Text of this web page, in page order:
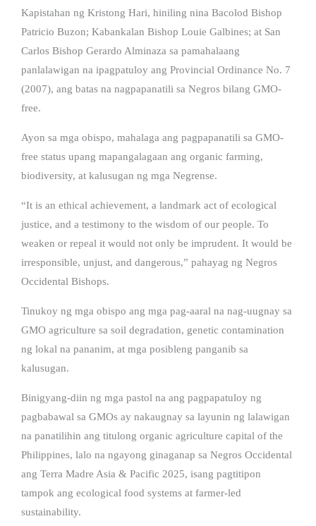
Kapistahan ng Kristong Hari, hiniling nina Bacolod Bishop
Patricio Buzon; Kabankalan Bishop Louie Galbines; at San
Carlos Bishop Gerardo Alminaza sa pamahalaang
panlalawigan na ipagpatuloy ang Provincial Ordinance No. 7
(2007), ang batas na nagpapanatili sa Negros bilang GMO-
free.
Ayon sa mga obispo, mahalaga ang pagpapanatili sa GMO-
free status upang mapangalagaan ang organic farming,
biodiversity, at kalusugan ng mga Negrense.
“It is an ethical achievement, a landmark act of ecological
justice, and a testimony to the wisdom of our people. To
weaken or repeal it would not only be imprudent. It would be
irresponsible, unjust, and dangerous,” pahayag ng Negros
Occidental Bishops.
Tinukoy ng mga obispo ang mga pag-aaral na nag-uugnay sa
GMO agriculture sa soil degradation, genetic contamination
ng lokal na pananim, at mga posibleng panganib sa
kalusugan.
Binigyang-diin ng mga pastol na ang pagpapatuloy ng
pagbabawal sa GMOs ay nakaugnay sa layunin ng lalawigan
na panatilihin ang titulong organic agriculture capital of the
Philippines, lalo na ngayong ginaganap sa Negros Occidental
ang Terra Madre Asia & Pacific 2025, isang pagtitipon
tampok ang ecological food systems at farmer-led
sustainability.